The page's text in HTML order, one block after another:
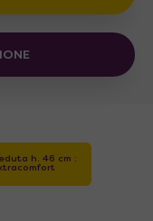
h. 46 cm :